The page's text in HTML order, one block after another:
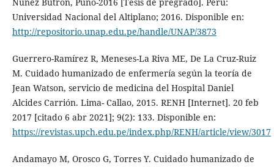
Universidad Nacional del Altiplano; 2016. Disponible en:
http://repositorio.unap.edu.pe/handle/UNAP/3873
Guerrero-Ramírez R, Meneses-La Riva ME, De La Cruz-Ruiz
M. Cuidado humanizado de enfermería según la teoría de
Jean Watson, servicio de medicina del Hospital Daniel
Alcides Carrión. Lima- Callao, 2015. RENH [Internet]. 20 feb
2017 [citado 6 abr 2021]; 9(2): 133. Disponible en:
https://revistas.upch.edu.pe/index.php/RENH/article/view/3017
Andamayo M, Orosco G, Torres Y. Cuidado humanizado de